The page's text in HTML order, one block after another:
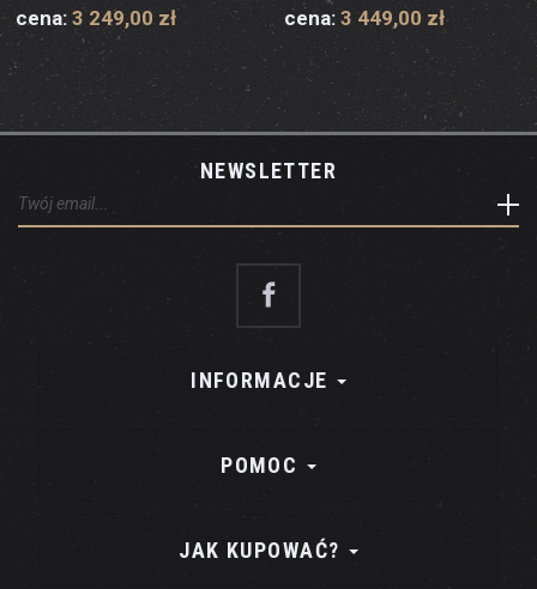
cena: 3 249,00 zł cena: 3 449,00 zł
NEWSLETTER
INFORMACJE
POMOC
JAK KUPOWAĆ?